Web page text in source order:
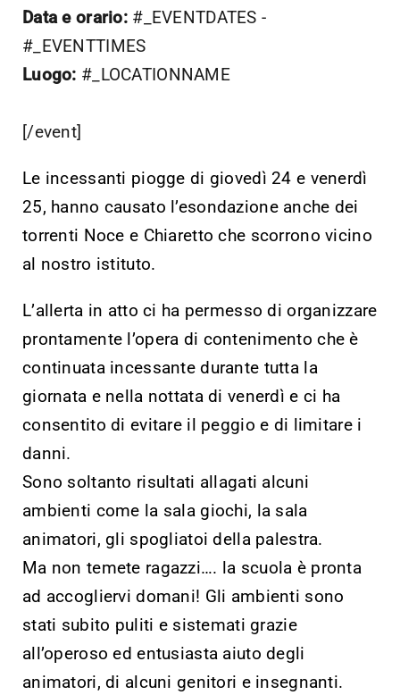
Data e orario: #_EVENTDATES -
#_EVENTTIMES
Luogo: #_LOCATIONNAME
[/event]
Le incessanti piogge di giovedì 24 e venerdì
25, hanno causato l’esondazione anche dei
torrenti Noce e Chiaretto che scorrono vicino
al nostro istituto.
L’allerta in atto ci ha permesso di organizzare
prontamente l’opera di contenimento che è
continuata incessante durante tutta la
giornata e nella nottata di venerdì e ci ha
consentito di evitare il peggio e di limitare i
danni.
Sono soltanto risultati allagati alcuni
ambienti come la sala giochi, la sala
animatori, gli spogliatoi della palestra.
Ma non temete ragazzi…. la scuola è pronta
ad accogliervi domani! Gli ambienti sono
stati subito puliti e sistemati grazie
all’operoso ed entusiasta aiuto degli
animatori, di alcuni genitori e insegnanti.